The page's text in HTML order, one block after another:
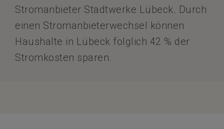
Stromanbieter Stadtwerke Lübeck. Durch
einen Stromanbieterwechsel können
Haushalte in Lübeck folglich 42 % der
Stromkosten sparen.